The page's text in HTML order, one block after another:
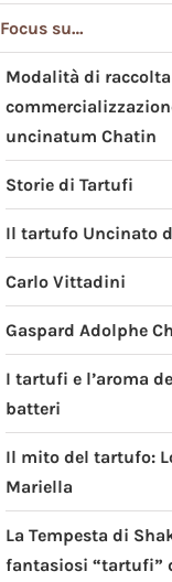
Focus su…
Modalità di raccolta
uncinatum Chatin
Storie di Tartufi
Il tartufo Uncinato
Carlo Vittadini
Gaspard Adolphe
I tartufi e l’aroma
batteri
Il mito del tartufo:
Mariella
La Tempesta di
fantasiosi “tartufi”